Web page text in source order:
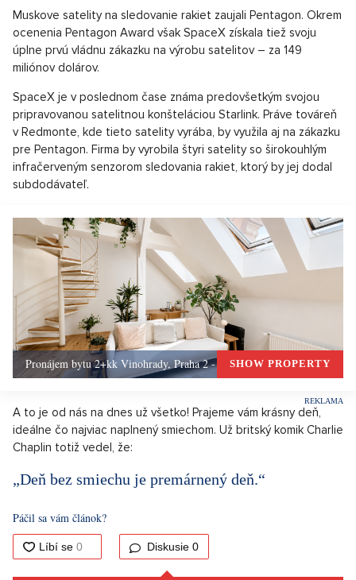
Muskove satelity na sledovanie rakiet zaujali Pentagon. Okrem
ocenenia Pentagon Award však SpaceX získala tiež svoju
úplne prvú vládnu zákazku na výrobu satelitov – za 149
miliónov dolárov.
SpaceX je v poslednom čase známa predovšetkým svojou
pripravovanou satelitnou konšteláciou Starlink. Práve továreň
v Redmonte, kde tieto satelity vyrába, by využila aj na zákazku
pre Pentagon. Firma by vyrobila štyri satelity so širokouhlým
infračerveným senzorom sledovania rakiet, ktorý by jej dodal
subdodávateľ.
Pronájem bytu 2+kk Vinohrady, Praha 2 - 72 m², Praha 2
SHOW PROPERTY
A to je od nás na dnes už všetko! Prajeme vám krásny deň,
ideálne čo najviac naplnený smiechom. Už britský komik Charlie
Chaplin totiž vedel, že:
„Deň bez smiechu je premárnený deň.“
Páčil sa vám článok?
Diskusie 0